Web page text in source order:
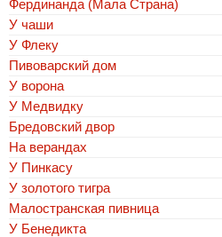
Фердинанда (Мала Страна)
У чаши
У Флеку
Пивоварский дом
У ворона
У Медвидку
Бредовский двор
На верандах
У Пинкасу
У золотого тигра
Малостранская пивница
У Бенедикта